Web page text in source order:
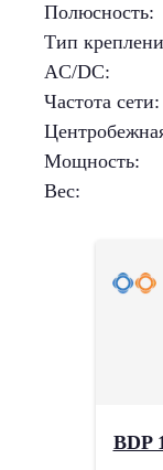
Полюсность:
Тип
AC/DC:
Частота сети:
Мощность:
Вес:
BDP